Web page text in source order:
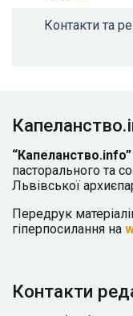
Контакти та
“Капеланство.info”
пасторального та
Львівської
Передрук
гіперпосилання на
Контакти